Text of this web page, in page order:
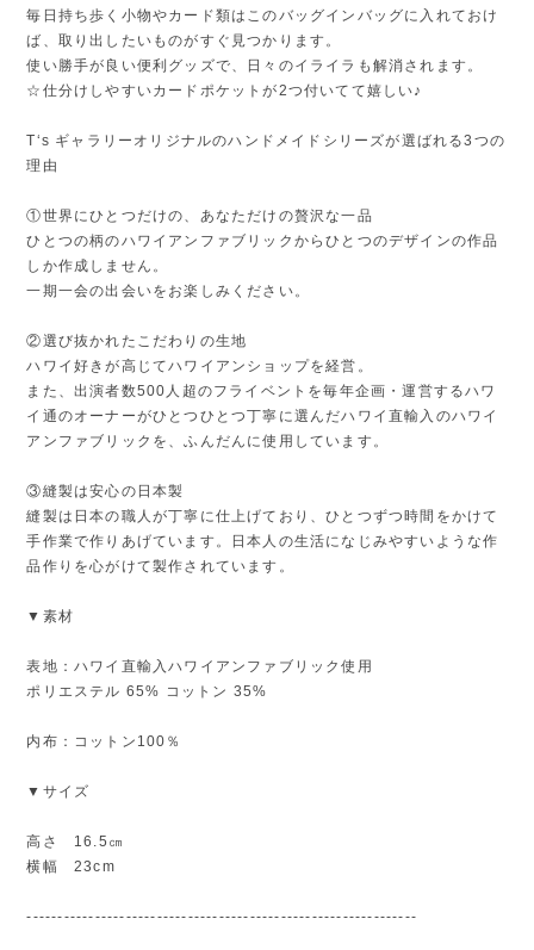
毎日持ち歩く小物やカード類はこのバッグインバッグに入れておけ
ば、取り出したいものがすぐ見つかります。
使い勝手が良い便利グッズで、日々のイライラも解消されます。
☆仕分けしやすいカードポケットが2つ付いてて嬉しい♪
T‘s ギャラリーオリジナルのハンドメイドシリーズが選ばれる3つの
理由
①世界にひとつだけの、あなただけの贅沢な一品
ひとつの柄のハワイアンファブリックからひとつのデザインの作品
しか作成しません。
一期一会の出会いをお楽しみください。
②選び抜かれたこだわりの生地
ハワイ好きが高じてハワイアンショップを経営。
また、出演者数500人超のフライベントを毎年企画・運営するハワ
イ通のオーナーがひとつひとつ丁寧に選んだハワイ直輸入のハワイ
アンファブリックを、ふんだんに使用しています。
③縫製は安心の日本製
縫製は日本の職人が丁寧に仕上げており、ひとつずつ時間をかけて
手作業で作りあげています。日本人の生活になじみやすいような作
品作りを心がけて製作されています。
▼素材
表地：ハワイ直輸入ハワイアンファブリック使用
ポリエステル 65% コットン 35%
内布：コットン100％
▼サイズ
高さ 16.5㎝
横幅 23cm
---------------------------------------------------------------